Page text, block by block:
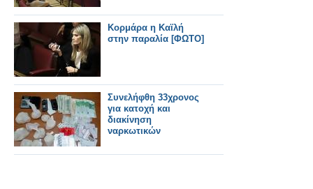
Κορμάρα η Καϊλή
στην παραλία [ΦΩΤΟ]
Συνελήφθη 33χρονος
για κατοχή και
διακίνηση
ναρκωτικών